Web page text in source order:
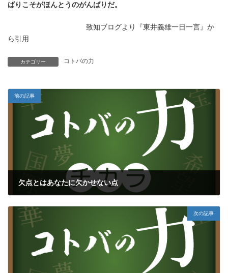
ばりこそがほんとうのがんばりだ。
致知ブログより『東井義雄一日一言』か
ら引用
カテゴリー コトバの力
前の記事
欠点とはあなたに欠かせない点
次の記事